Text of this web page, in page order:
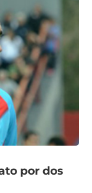
por dos